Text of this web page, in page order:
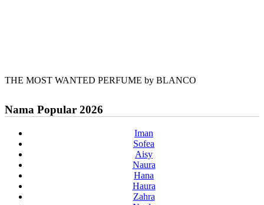
THE MOST WANTED PERFUME by BLANCO
Nama Popular 2026
Iman
Sofea
Aisy
Naura
Hana
Haura
Zahra